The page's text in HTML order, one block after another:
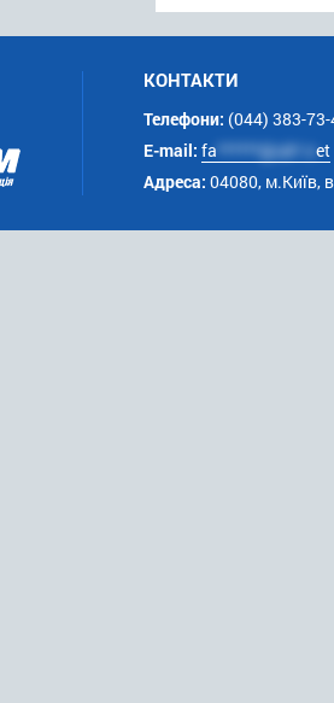
КОНТАКТИ
Телефони: (044) 383-
E-mail: fa ******@uk*.net
Адреса: 04080, м.Київ,